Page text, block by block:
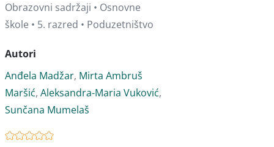
Obrazovni sadržaji • Osnovne
škole • 5. razred • Poduzetništvo
Autori
Anđela Madžar, Mirta Ambruš
Maršić, Aleksandra-Maria Vuković,
Sunčana Mumelaš